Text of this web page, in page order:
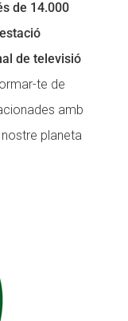
de 14.000
de televisió
te de
amb
nostre planeta